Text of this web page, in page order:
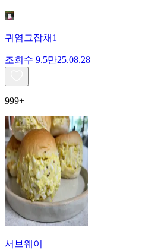
귀염그잡채1
조회수 9.5만25.08.28
999+
서브웨이